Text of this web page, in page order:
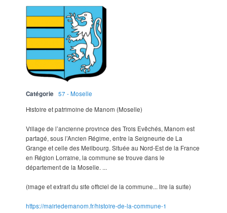
Catégorie
57 - Moselle
Histoire et patrimoine de Manom (Moselle)
Village de l’ancienne province des Trois Evêchés, Manom est
partagé, sous l’Ancien Régime, entre la Seigneurie de La
Grange et celle des Meilbourg. Située au Nord‐Est de la France
en Région Lorraine, la commune se trouve dans le
département de la Moselle. ...
(image et extrait du site officiel de la commune... lire la suite)
https://mairiedemanom.fr/histoire-de-la-commune-1